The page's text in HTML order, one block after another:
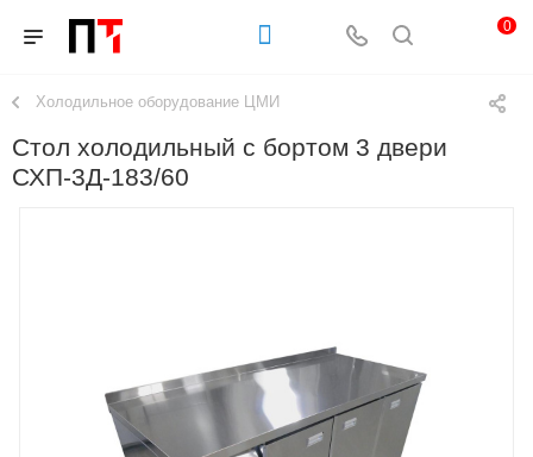
0
Холодильное оборудование ЦМИ
Стол холодильный с бортом 3 двери
СХП-3Д-183/60